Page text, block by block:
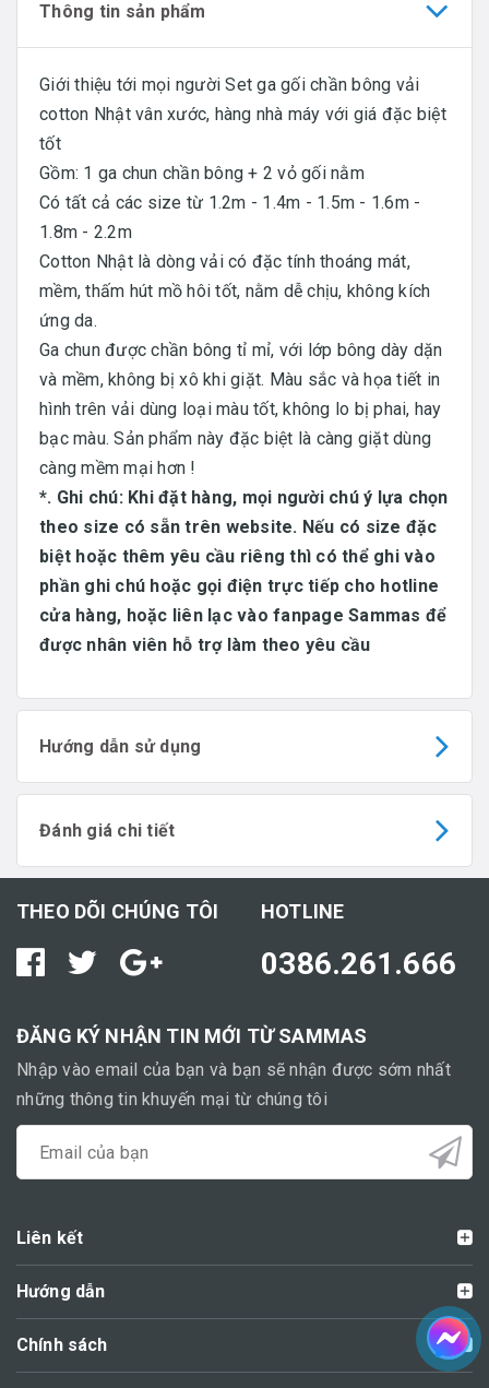
Thông tin sản phẩm
Giới thiệu tới mọi người Set ga gối chần bông vải
cotton Nhật vân xước, hàng nhà máy với giá đặc biệt
tốt
Gồm: 1 ga chun chần bông + 2 vỏ gối nằm
Có tất cả các size từ 1.2m - 1.4m - 1.5m - 1.6m -
1.8m - 2.2m
Cotton Nhật là dòng vải có đặc tính thoáng mát,
mềm, thấm hút mồ hôi tốt, nằm dễ chịu, không kích
ứng da.
Ga chun được chần bông tỉ mỉ, với lớp bông dày dặn
và mềm, không bị xô khi giặt. Màu sắc và họa tiết in
hình trên vải dùng loại màu tốt, không lo bị phai, hay
bạc màu. Sản phẩm này đặc biệt là càng giặt dùng
càng mềm mại hơn !
*. Ghi chú: Khi đặt hàng, mọi người chú ý lựa chọn
theo size có sẵn trên website. Nếu có size đặc
biệt hoặc thêm yêu cầu riêng thì có thể ghi vào
phần ghi chú hoặc gọi điện trực tiếp cho hotline
cửa hàng, hoặc liên lạc vào fanpage Sammas để
được nhân viên hỗ trợ làm theo yêu cầu
Hướng dẫn sử dụng
Đánh giá chi tiết
THEO DÕI CHÚNG TÔI HOTLINE
0386.261.666
ĐĂNG KÝ NHẬN TIN MỚI TỪ SAMMAS
Nhập vào email của bạn và bạn sẽ nhận được sớm nhất
những thông tin khuyến mại từ chúng tôi
Liên kết
Hướng dẫn
Chính sách